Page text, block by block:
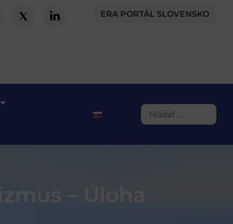
ERA PORTÁL SLOVENSKO
– Úloha